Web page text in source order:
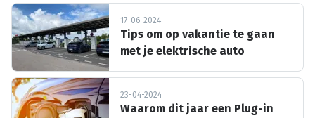
17-06-2024
Tips om op vakantie te gaan
met je elektrische auto
23-04-2024
Waarom dit jaar een Plug-in